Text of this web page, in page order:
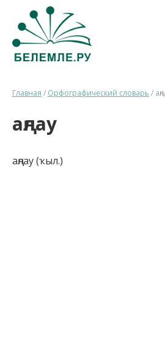
Главная / Орфографический словарь /
аңлау
аңлау (ҡыл.)